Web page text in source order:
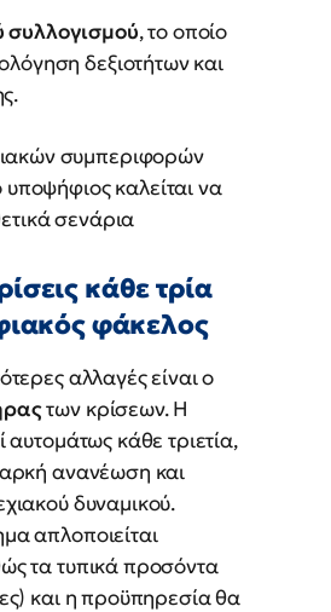
συλλογισμού, το οποίο
δεξιοτήτων και
συμπεριφορών
καλείται να
σενάρια
κάθε τρία
φάκελος
αλλαγές είναι ο
των κρίσεων. Η
αυτομάτως κάθε τριετία,
ανανέωση και
δυναμικού.
απλοποιείται
τα τυπικά προσόντα
και η προϋπηρεσία θα